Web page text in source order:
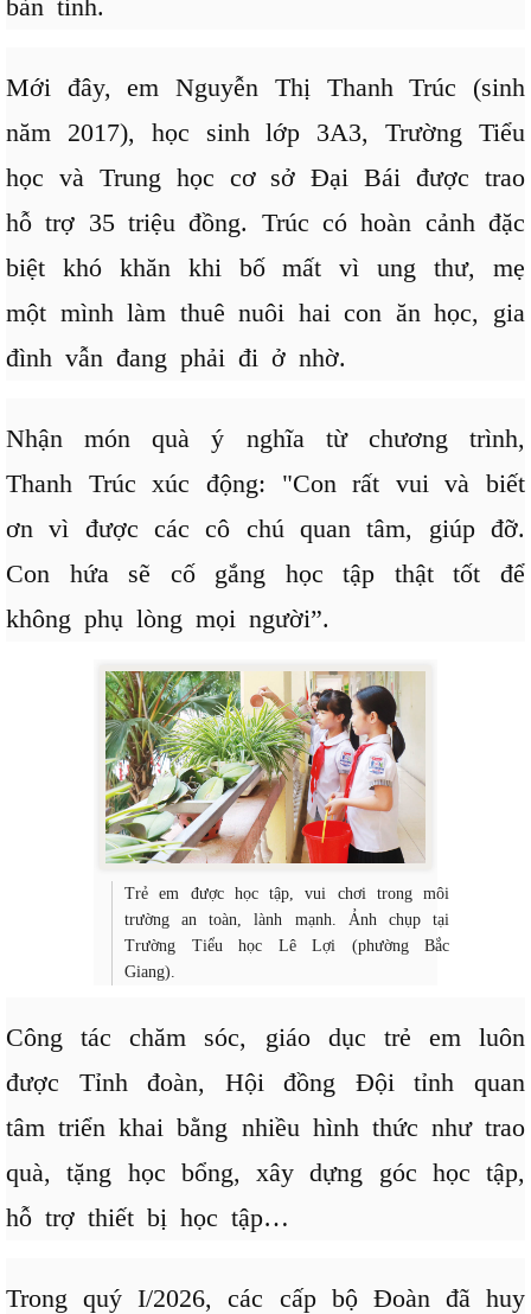
bàn tỉnh.
Mới đây, em Nguyễn Thị Thanh Trúc (sinh
năm 2017), học sinh lớp 3A3, Trường Tiểu
học và Trung học cơ sở Đại Bái được trao
hỗ trợ 35 triệu đồng. Trúc có hoàn cảnh đặc
biệt khó khăn khi bố mất vì ung thư, mẹ
một mình làm thuê nuôi hai con ăn học, gia
đình vẫn đang phải đi ở nhờ.
Nhận món quà ý nghĩa từ chương trình,
Thanh Trúc xúc động: "Con rất vui và biết
ơn vì được các cô chú quan tâm, giúp đỡ.
Con hứa sẽ cố gắng học tập thật tốt để
không phụ lòng mọi người”.
Trẻ em được học tập, vui chơi trong môi
trường an toàn, lành mạnh. Ảnh chụp tại
Trường Tiểu học Lê Lợi (phường Bắc
Giang).
Công tác chăm sóc, giáo dục trẻ em luôn
được Tỉnh đoàn, Hội đồng Đội tỉnh quan
tâm triển khai bằng nhiều hình thức như trao
quà, tặng học bổng, xây dựng góc học tập,
hỗ trợ thiết bị học tập…
Trong quý I/2026, các cấp bộ Đoàn đã huy